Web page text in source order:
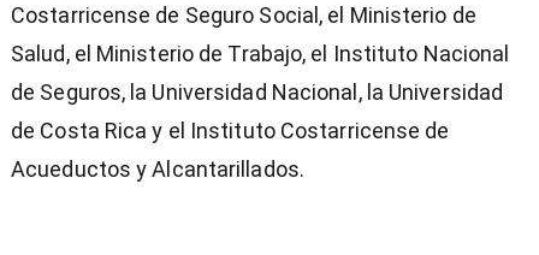
Costarricense de Seguro Social, el Ministerio de
Salud, el Ministerio de Trabajo, el Instituto Nacional
de Seguros, la Universidad Nacional, la Universidad
de Costa Rica y el Instituto Costarricense de
Acueductos y Alcantarillados.